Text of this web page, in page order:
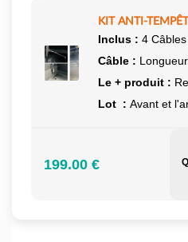
KIT ANTI-
Inclus : 4
Câble :
Le + produit :
Lot : Avant et
199.00 €